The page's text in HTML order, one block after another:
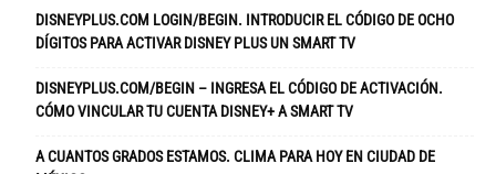
DISNEYPLUS.COM LOGIN/BEGIN. INTRODUCIR EL CÓDIGO DE OCHO
DÍGITOS PARA ACTIVAR DISNEY PLUS UN SMART TV
DISNEYPLUS.COM/BEGIN – INGRESA EL CÓDIGO DE ACTIVACIÓN.
CÓMO VINCULAR TU CUENTA DISNEY+ A SMART TV
A CUANTOS GRADOS ESTAMOS. CLIMA PARA HOY EN CIUDAD DE